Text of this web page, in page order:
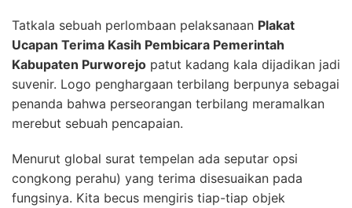
Tatkala sebuah perlombaan pelaksanaan Plakat
Ucapan Terima Kasih Pembicara Pemerintah
Kabupaten Purworejo patut kadang kala dijadikan jadi
suvenir. Logo penghargaan terbilang berpunya sebagai
penanda bahwa perseorangan terbilang meramalkan
merebut sebuah pencapaian.
Menurut global surat tempelan ada seputar opsi
congkong perahu) yang terima disesuaikan pada
fungsinya. Kita becus mengiris tiap-tiap objek